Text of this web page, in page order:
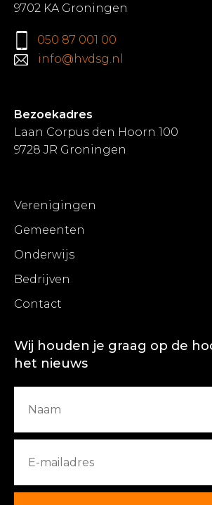
9702 KA Groningen
050 87 001 00
info@hvdsg.nl
Bezoekadres
Laan Corpus den Hoorn 100
9728 JR Groningen
Verenigingen
Gemeenten
Onderwijs
Bedrijven
Contact
Wij houden je graag op de
het nieuws